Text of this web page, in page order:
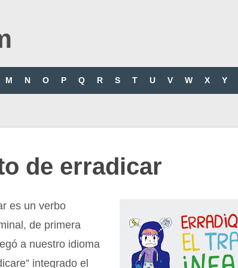
M N O P Q R S T U V W X Y
de erradicar
es un verbo
de primera
a nuestro idioma
integrado el